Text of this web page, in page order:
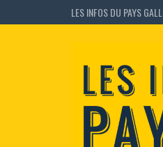
LES INFOS DU PAYS